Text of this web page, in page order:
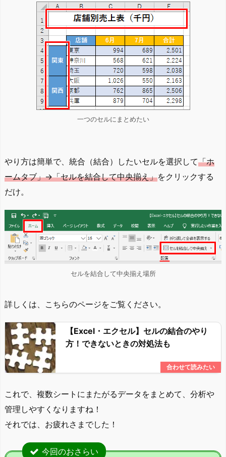
一つのセルにまとめたい
やり方は簡単で、統合（結合）したいセルを選択して「ホ
ームタブ」→「セルを結合して中央揃え」をクリックする
だけ。
セルを結合して中央揃え場所
詳しくは、こちらのページをご覧ください。
【Excel・エクセル】セルの結合のやり
方！できないときの対処法も
これで、複数シートにまたがるデータをまとめて、分析や
管理しやすくなりますね！
それでは、お疲れさまでした！
今回のおさらい